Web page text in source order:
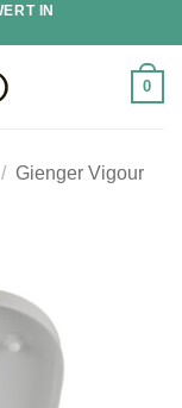
IN
0
/ Gienger Vigour